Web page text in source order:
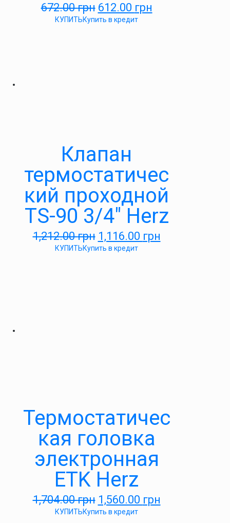
672.00грн 612.00 грн
КУПИТЬКупить в кредит
Клапан
термостатичес
кий проходной
TS-90 3/4″ Herz
1,212.00грн 1,116.00 грн
КУПИТЬКупить в кредит
Термостатичес
кая головка
электронная
ETK Herz
1,704.00грн 1,560.00 грн
КУПИТЬКупить в кредит